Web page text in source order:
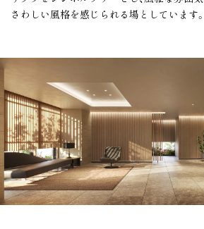
さわしい風格を感じられる場としています。